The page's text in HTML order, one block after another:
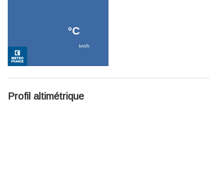
Profil altimétrique